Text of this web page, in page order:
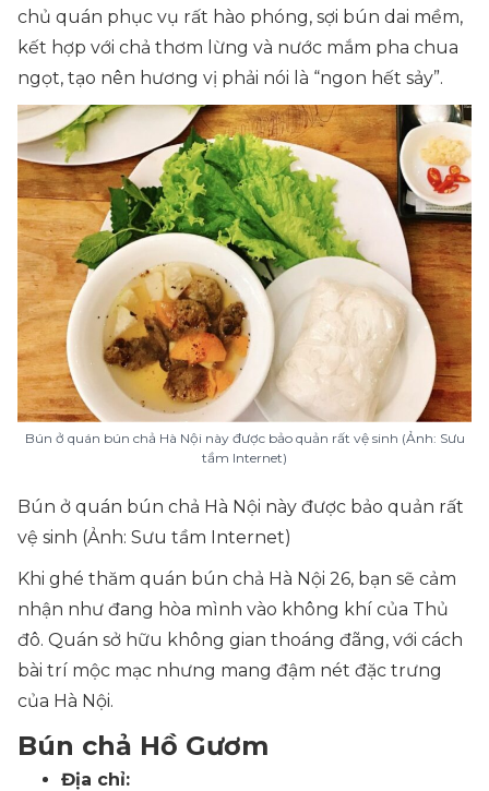
chủ quán phục vụ rất hào phóng, sợi bún dai mềm,
kết hợp với chả thơm lừng và nước mắm pha chua
ngọt, tạo nên hương vị phải nói là “ngon hết sảy”.
Bún ở quán bún chả Hà Nội này được bảo quản rất vệ sinh (Ảnh: Sưu
tầm Internet)
Bún ở quán bún chả Hà Nội này được bảo quản rất
vệ sinh (Ảnh: Sưu tầm Internet)
Khi ghé thăm quán bún chả Hà Nội 26, bạn sẽ cảm
nhận như đang hòa mình vào không khí của Thủ
đô. Quán sở hữu không gian thoáng đãng, với cách
bài trí mộc mạc nhưng mang đậm nét đặc trưng
của Hà Nội.
Bún chả Hồ Gươm
Địa chỉ: